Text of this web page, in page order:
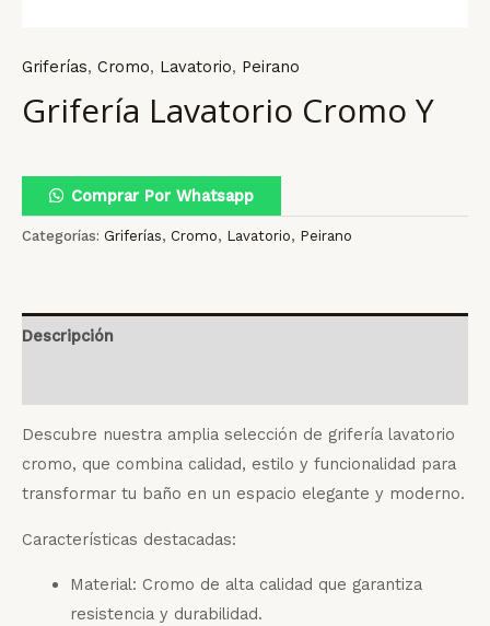
Griferías, Cromo, Lavatorio, Peirano
Grifería Lavatorio Cromo Y
Comprar Por Whatsapp
Categorías: Griferías, Cromo, Lavatorio, Peirano
Descripción
Descubre nuestra amplia selección de grifería lavatorio
cromo, que combina calidad, estilo y funcionalidad para
transformar tu baño en un espacio elegante y moderno.
Características destacadas:
Material: Cromo de alta calidad que garantiza
resistencia y durabilidad.